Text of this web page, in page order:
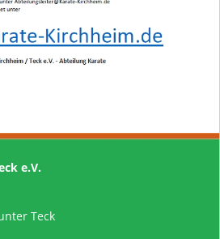
e.V.
Teck